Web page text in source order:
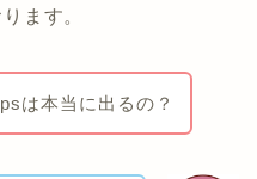
ます。
は本当に出るの？